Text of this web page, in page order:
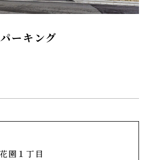
ーキング
園１丁目